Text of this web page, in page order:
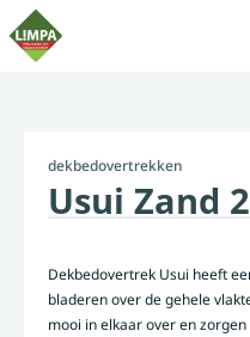
dekbedovertrekken
Usui Zand
Dekbedovertrek Usui heeft
bladeren over de gehele
mooi in elkaar over en